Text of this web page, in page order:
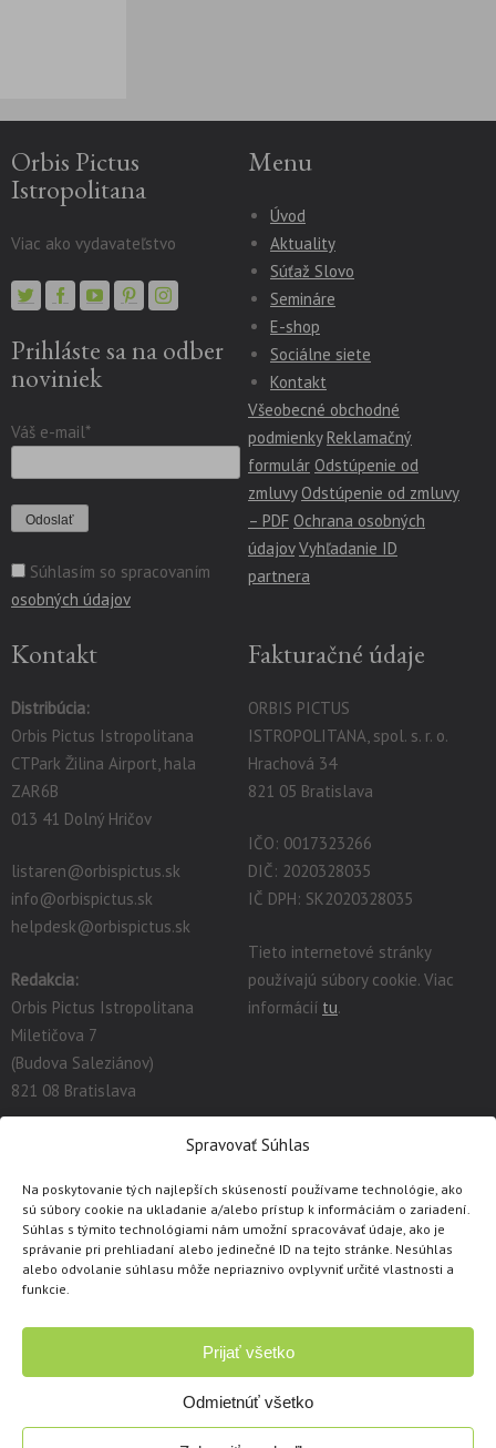
Spravovať Súhlas
Na poskytovanie tých najlepších skúseností používame technológie, ako
sú súbory cookie na ukladanie a/alebo prístup k informáciám o zariadení.
Súhlas s týmito technológiami nám umožní spracovávať údaje, ako je
správanie pri prehliadaní alebo jedinečné ID na tejto stránke. Nesúhlas
alebo odvolanie súhlasu môže nepriaznivo ovplyvniť určité vlastnosti a
funkcie.
Prijať všetko
Odmietnúť všetko
Orbis Pictus
Istropolitana
Viac ako vydavateľstvo
Prihláste sa na odber
noviniek
Váš e-mail*
Súhlasím so spracovaním
osobných údajov
Menu
Úvod
Aktuality
Súťaž Slovo
Semináre
E-shop
Sociálne siete
Kontakt
Všeobecné obchodné
podmienky Reklamačný
formulár Odstúpenie od
zmluvy Odstúpenie od zmluvy
– PDF Ochrana osobných
údajov Vyhľadanie ID
partnera
Kontakt
Distribúcia:
Orbis Pictus Istropolitana
CTPark Žilina Airport, hala
ZAR6B
013 41 Dolný Hričov
listaren@orbispictus.sk
info@orbispictus.sk
helpdesk@orbispictus.sk
Redakcia:
Orbis Pictus Istropolitana
Miletičova 7
(Budova Saleziánov)
821 08 Bratislava
Fakturačné údaje
ORBIS PICTUS
ISTROPOLITANA, spol. s. r. o.
Hrachová 34
821 05 Bratislava
IČO: 0017323266
DIČ: 2020328035
IČ DPH: SK2020328035
Tieto internetové stránky
používajú súbory cookie. Viac
informácií tu.
Podrobnú dokumentáciu a návody na prácu s E-učebnicami
nájdete tu:https://orbispictus.sk/vyuka-co-naje-fektivnejsie-s-e-
ucebnicami/.
V prípade problémov s e-učebnicami alebo licenciami, prosím
Copyright © 1991 - 2026 Orbis Pictus Istropolitana, spol. s r.o.
šírenie textov, obrázkov, fotografií či ukážok akýmkoľvek mechanickým
alebo elektronickým spôsobom je dovolené len s písomným súhlasom